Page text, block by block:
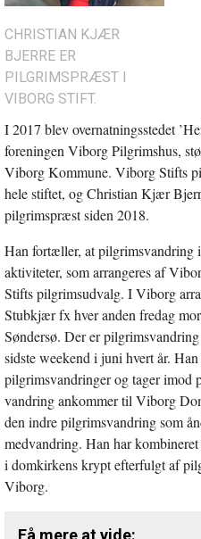
CHRISTIAN KJÆR
BJERRE ER
PILGRIMSPRÆST I
VIBORG STIFT.
I 2017 blev overnatningsstedet
foreningen Viborg Pilgrimshus,
Viborg Kommune. Viborg Stifts
hele stiftet, og Christian Kjær
pilgrimspræst siden 2018.
Han fortæller, at pilgrimsvandring
aktiviteter, som arrangeres af
Stifts pilgrimsudvalg. I Viborg
Stubkjær fx hver anden fredag
Søndersø. Der er
sidste weekend i juni hvert år.
pilgrimsvandringer og tager imod
vandring ankommer til Viborg
den indre pilgrimsvandring som
medvandring. Han har
i domkirkens krypt efterfulgt af
Viborg.